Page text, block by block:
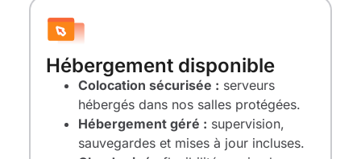
Hébergement disponible
Colocation sécurisée : serveurs
hébergés dans nos salles protégées.
Hébergement géré : supervision,
sauvegardes et mises à jour incluses.